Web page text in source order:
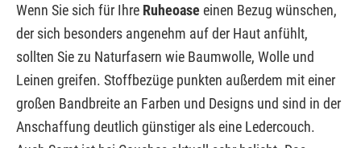
Wenn Sie sich für Ihre Ruheoase einen Bezug wünschen,
der sich besonders angenehm auf der Haut anfühlt,
sollten Sie zu Naturfasern wie Baumwolle, Wolle und
Leinen greifen. Stoffbezüge punkten außerdem mit einer
großen Bandbreite an Farben und Designs und sind in der
Anschaffung deutlich günstiger als eine Ledercouch.